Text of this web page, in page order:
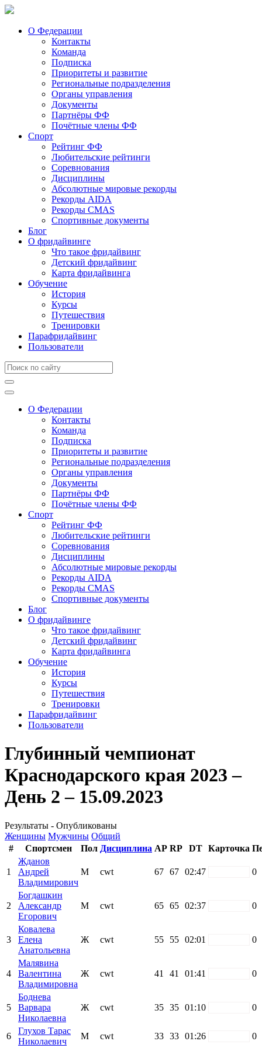
О Федерации
Контакты
Команда
Подписка
Приоритеты и развитие
Региональные подразделения
Органы управления
Документы
Партнёры ФФ
Почётные члены ФФ
Спорт
Рейтинг ФФ
Любительские рейтинги
Соревнования
Дисциплины
Абсолютные мировые рекорды
Рекорды AIDA
Рекорды CMAS
Спортивные документы
Блог
О фридайвинге
Что такое фридайвинг
Детский фридайвинг
Карта фридайвинга
Обучение
История
Курсы
Путешествия
Тренировки
Парафридайвинг
Пользователи
О Федерации
Контакты
Команда
Подписка
Приоритеты и развитие
Региональные подразделения
Органы управления
Документы
Партнёры ФФ
Почётные члены ФФ
Спорт
Рейтинг ФФ
Любительские рейтинги
Соревнования
Дисциплины
Абсолютные мировые рекорды
Рекорды AIDA
Рекорды CMAS
Спортивные документы
Блог
О фридайвинге
Что такое фридайвинг
Детский фридайвинг
Карта фридайвинга
Обучение
История
Курсы
Путешествия
Тренировки
Парафридайвинг
Пользователи
Глубинный чемпионат
Краснодарского края 2023 –
День 2 – 15.09.2023
Результаты - Опубликованы
Женщины Мужчины Общий
#
Спортсмен Пол Дисциплина AP RP DT Карточка
1
Жданов
Андрей
Владимирович
М cwt 67 67 02:47 0
2
Богдашкин
Александр
Егорович
М cwt 65 65 02:37 0
3
Ковалева
Елена
Анатольевна
Ж cwt 55 55 02:01 0
4
Малявина
Валентина
Владимировна
Ж cwt 41 41 01:41 0
5
Боднева
Варвара
Николаевна
Ж cwt 35 35 01:10 0
6
Глухов Тарас
Николаевич
М cwt 33 33 01:26 0